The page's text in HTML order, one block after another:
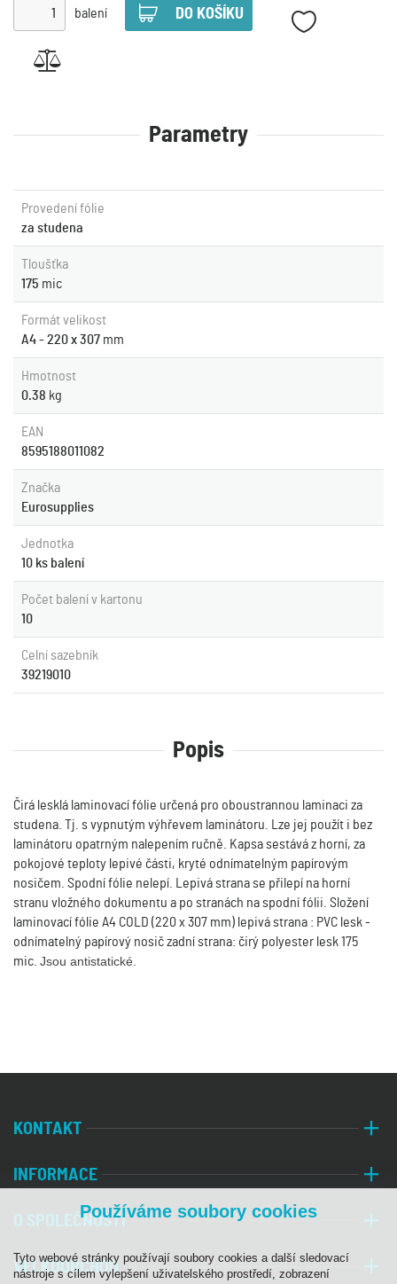
balení
Parametry
Provedení fólie
za studena
Tloušťka
175 mic
Formát velikost
A4 - 220 x 307 mm
Hmotnost
0.38 kg
EAN
8595188011082
Značka
Eurosupplies
Jednotka
10 ks balení
Počet balení v kartonu
10
Celní sazebník
39219010
Popis
Čirá lesklá laminovací fólie určená pro oboustrannou laminaci za
studena. Tj. s vypnutým výhřevem laminátoru. Lze jej použít i bez
laminátoru opatrným nalepením ručně. Kapsa sestává z horní, za
pokojové teploty lepivé části, kryté odnímatelným papírovým
nosičem. Spodní fólie nelepí. Lepivá strana se přilepí na horní
stranu vložného dokumentu a po stranách na spodní fólii. Složení
laminovací fólie A4 COLD (220 x 307 mm) lepivá strana : PVC lesk -
odnímatelný papírový nosič zadní strana: čirý polyester lesk 175
mic. Jsou antistatické.
KONTAKT
INFORMACE
O SPOLEČNOSTI
VELKOOBCHOD
Používáme soubory cookies
Tyto webové stránky používají soubory cookies a další sledovací
nástroje s cílem vylepšení uživatelského prostředí, zobrazení